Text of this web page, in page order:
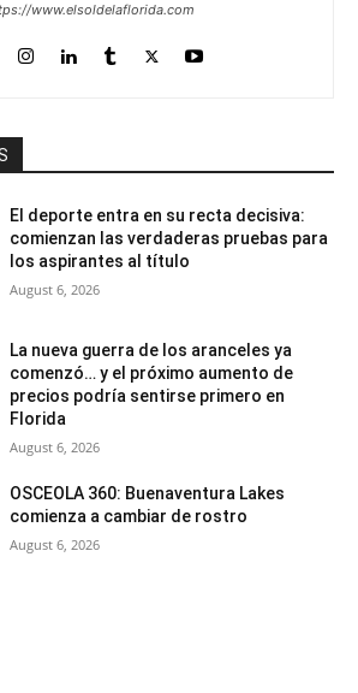
www.elsoldelaflorida.com
El deporte entra en su recta decisiva:
comienzan las verdaderas pruebas para
los aspirantes al título
August 6, 2026
La nueva guerra de los aranceles ya
comenzó… y el próximo aumento de
precios podría sentirse primero en
Florida
August 6, 2026
OSCEOLA 360: Buenaventura Lakes
comienza a cambiar de rostro
August 6, 2026